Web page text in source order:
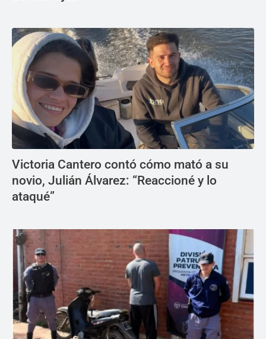
Victoria Cantero contó cómo mató a su
novio, Julián Álvarez: “Reaccioné y lo
ataqué”